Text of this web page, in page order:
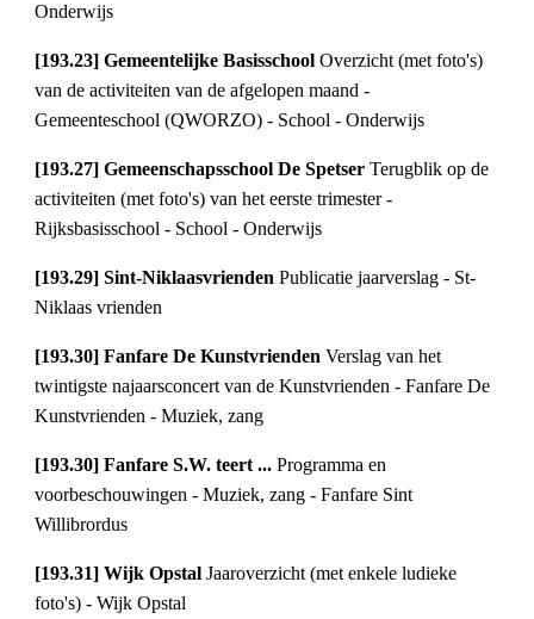
Onderwijs
[193.23] Gemeentelijke Basisschool Overzicht (met foto's)
van de activiteiten van de afgelopen maand -
Gemeenteschool (QWORZO) - School - Onderwijs
[193.27] Gemeenschapsschool De Spetser Terugblik op de
activiteiten (met foto's) van het eerste trimester -
Rijksbasisschool - School - Onderwijs
[193.29] Sint-Niklaasvrienden Publicatie jaarverslag - St-
Niklaas vrienden
[193.30] Fanfare De Kunstvrienden Verslag van het
twintigste najaarsconcert van de Kunstvrienden - Fanfare De
Kunstvrienden - Muziek, zang
[193.30] Fanfare S.W. teert ... Programma en
voorbeschouwingen - Muziek, zang - Fanfare Sint
Willibrordus
[193.31] Wijk Opstal Jaaroverzicht (met enkele ludieke
foto's) - Wijk Opstal